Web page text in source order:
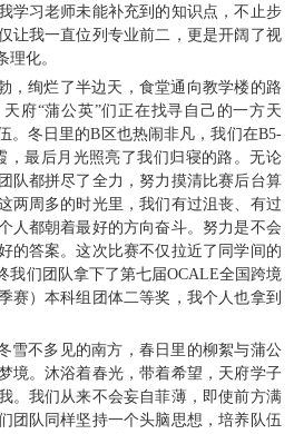
学习老师未能补充到的知识点，不止步
让我一直位列专业前二，更是开阔了视
理化。
，绚烂了半边天，食堂通向教学楼的路
府“蒲公英”们正在找寻自己的一方天
。冬日里的B区也热闹非凡，我们在B5-
，最后月光照亮了我们归寝的路。无论
队都拼尽了全力，努力摸清比赛后台算
两周多的时光里，我们有过沮丧、有过
人都朝着最好的方向奋斗。努力是不会
的答案。这次比赛不仅拉近了同学间的
我们团队拿下了第七届OCALE全国跨境
赛）本科组团体二等奖，我个人也拿到
雪不多见的南方，春日里的柳絮与蒲公
境。沐浴着春光，带着希望，天府学子
。我们从来不会妄自菲薄，即使前方满
团队同样坚持一个头脑思想，培养队伍